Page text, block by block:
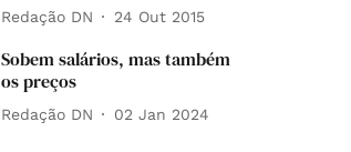
Redação DN 24 Out 2015
Sobem salários, mas também
os preços
Redação DN 02 Jan 2024